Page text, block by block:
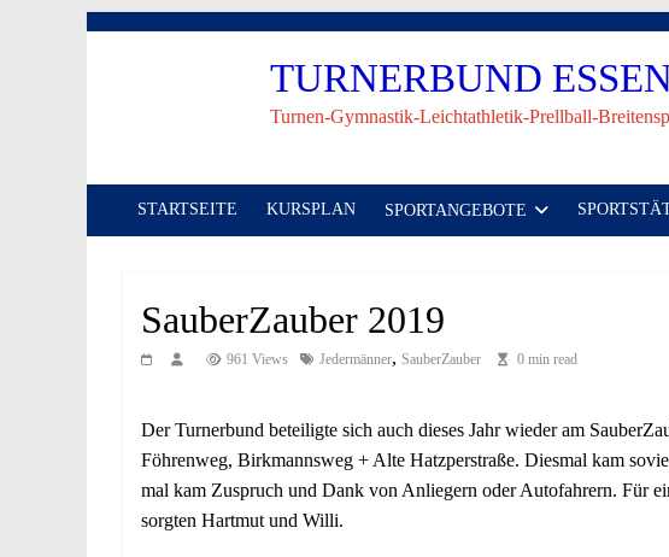
TURNERBUND
Turnen-Gymnastik-Leichtathletik-Prellball-
STARTSEITE KURSPLAN SPORTANGEBOTE
SauberZauber 2019
961 Views Jedermänner, SauberZauber 0 min read
Der Turnerbund beteiligte sich auch dieses Jahr wieder am
Föhrenweg, Birkmannsweg + Alte Hatzperstraße. Diesmal kam
mal kam Zuspruch und Dank von Anliegern oder Autofahrern. Für
sorgten Hartmut und Willi.